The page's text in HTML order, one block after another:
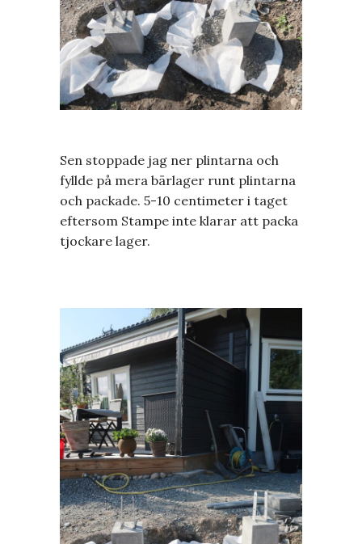
Sen stoppade jag ner plintarna och
fyllde på mera bärlager runt plintarna
och packade. 5-10 centimeter i taget
eftersom Stampe inte klarar att packa
tjockare lager.